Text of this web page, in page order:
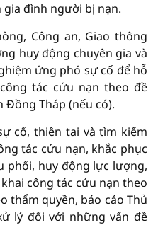
đình người bị nạn.
Công an, Giao thông
huy động chuyên gia và
ứng phó sự cố để hỗ
tác cứu nạn theo đề
Đồng Tháp (nếu có).
cố, thiên tai và tìm kiếm
tác cứu nạn, khắc phục
phối, huy động lực lượng,
công tác cứu nạn theo
thẩm quyền, báo cáo Thủ
lý đối với những vấn đề